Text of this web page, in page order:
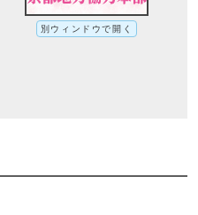
別ウィンドウで開く